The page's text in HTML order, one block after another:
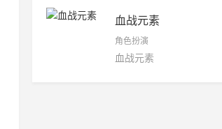
血战元素
角色扮演
血战元素